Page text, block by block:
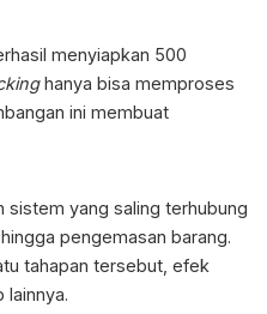
menyiapkan 500
hanya bisa memproses
ini membuat
sistem yang saling terhubung
pengemasan barang.
tahapan tersebut, efek
lainnya.